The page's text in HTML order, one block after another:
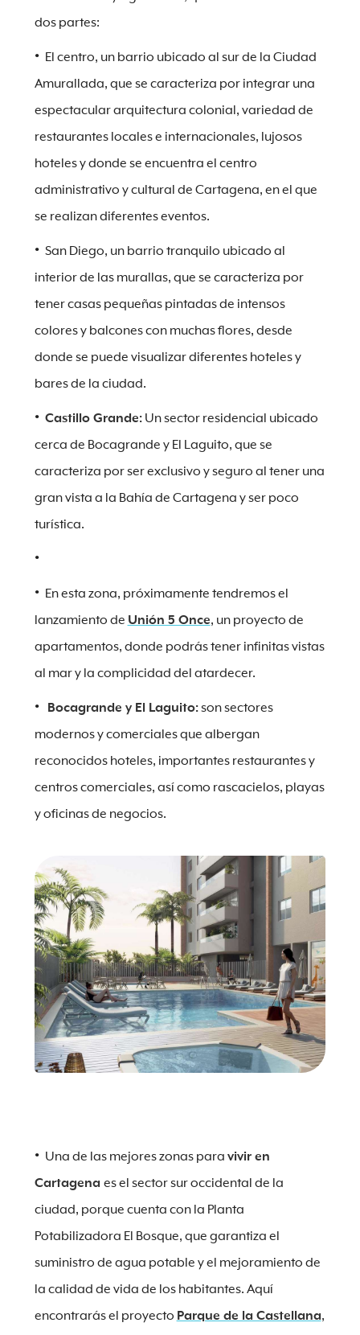
dos partes:
El centro, un barrio ubicado al sur de la Ciudad
Amurallada, que se caracteriza por integrar una
espectacular arquitectura colonial, variedad de
restaurantes locales e internacionales, lujosos
hoteles y donde se encuentra el centro
administrativo y cultural de Cartagena, en el que
se realizan diferentes eventos.
San Diego, un barrio tranquilo ubicado al
interior de las murallas, que se caracteriza por
tener casas pequeñas pintadas de intensos
colores y balcones con muchas flores, desde
donde se puede visualizar diferentes hoteles y
bares de la ciudad.
Castillo Grande:Un sector residencial ubicado
cerca de Bocagrande y El Laguito, que se
caracteriza por ser exclusivo y seguro al tener una
gran vista a la Bahía de Cartagena y ser poco
turística.
En esta zona, próximamente tendremos el
lanzamiento de Unión 5 Once, un proyecto de
apartamentos, donde podrás tener infinitas vistas
al mar y la complicidad del atardecer.
Bocagrande y El Laguito:son sectores
modernos y comerciales que albergan
reconocidos hoteles, importantes restaurantes y
centros comerciales, así como rascacielos, playas
y oficinas de negocios.
Una de las mejores zonas para vivir en
Cartagena es el sector sur occidental de la
ciudad, porque cuenta con la Planta
Potabilizadora El Bosque, que garantiza el
suministro de agua potable y el mejoramiento de
la calidad de vida de los habitantes. Aquí
encontrarás el proyecto Parque de la Castellana,